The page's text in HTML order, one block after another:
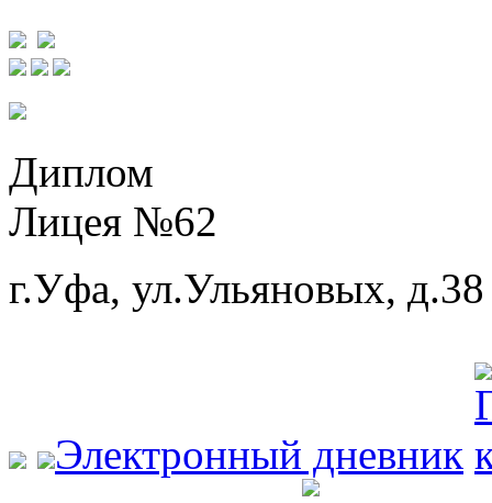
Диплом
Лицея №62
г.Уфа, ул.Ульяновых, д.38
Электронный дневник